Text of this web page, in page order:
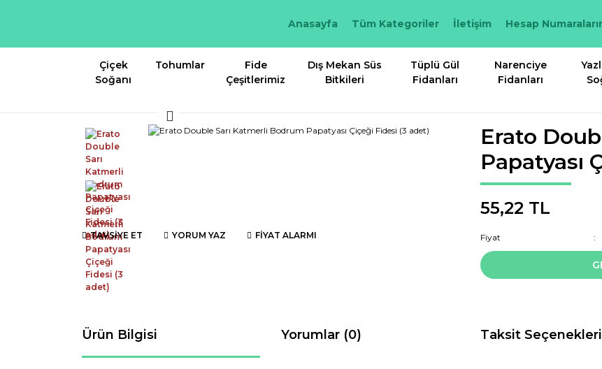
Anasayfa Tüm Kategoriler İletişim Hesap
Çiçek
Soğanı
Tohumlar
Fide
Çeşitlerimiz
Dış Mekan Süs
Bitkileri
Tüplü Gül
Fidanları
Narenciye
Fidanları
TAVSİYE ET YORUM YAZ FİYAT ALARMI
Erato
Papatyası
55,22 TL
Fiyat
Ürün Bilgisi Yorumlar (0) Taksit Seçenekleri